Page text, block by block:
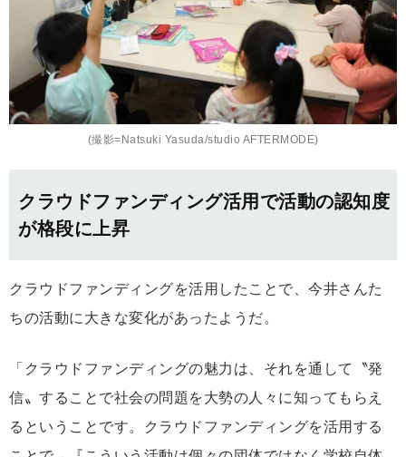
(撮影=Natsuki Yasuda/studio AFTERMODE)
クラウドファンディング活用で活動の認知度
が格段に上昇
クラウドファンディングを活用したことで、今井さんた
ちの活動に大きな変化があったようだ。
「クラウドファンディングの魅力は、それを通して〝発
信〟することで社会の問題を大勢の人々に知ってもらえ
るということです。クラウドファンディングを活用する